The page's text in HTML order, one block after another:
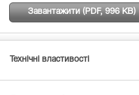
Завантажити (PDF, 996 KB)
Технічні властивості